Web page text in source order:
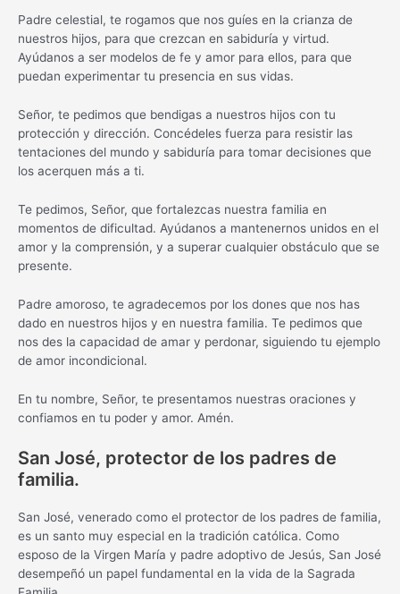
Padre celestial, te rogamos que nos guíes en la crianza de
nuestros hijos, para que crezcan en sabiduría y virtud.
Ayúdanos a ser modelos de fe y amor para ellos, para que
puedan experimentar tu presencia en sus vidas.
Señor, te pedimos que bendigas a nuestros hijos con tu
protección y dirección. Concédeles fuerza para resistir las
tentaciones del mundo y sabiduría para tomar decisiones que
los acerquen más a ti.
Te pedimos, Señor, que fortalezcas nuestra familia en
momentos de dificultad. Ayúdanos a mantenernos unidos en el
amor y la comprensión, y a superar cualquier obstáculo que se
presente.
Padre amoroso, te agradecemos por los dones que nos has
dado en nuestros hijos y en nuestra familia. Te pedimos que
nos des la capacidad de amar y perdonar, siguiendo tu ejemplo
de amor incondicional.
En tu nombre, Señor, te presentamos nuestras oraciones y
confiamos en tu poder y amor. Amén.
San José, protector de los padres de
familia.
San José, venerado como el protector de los padres de familia,
es un santo muy especial en la tradición católica. Como
esposo de la Virgen María y padre adoptivo de Jesús, San José
desempeñó un papel fundamental en la vida de la Sagrada